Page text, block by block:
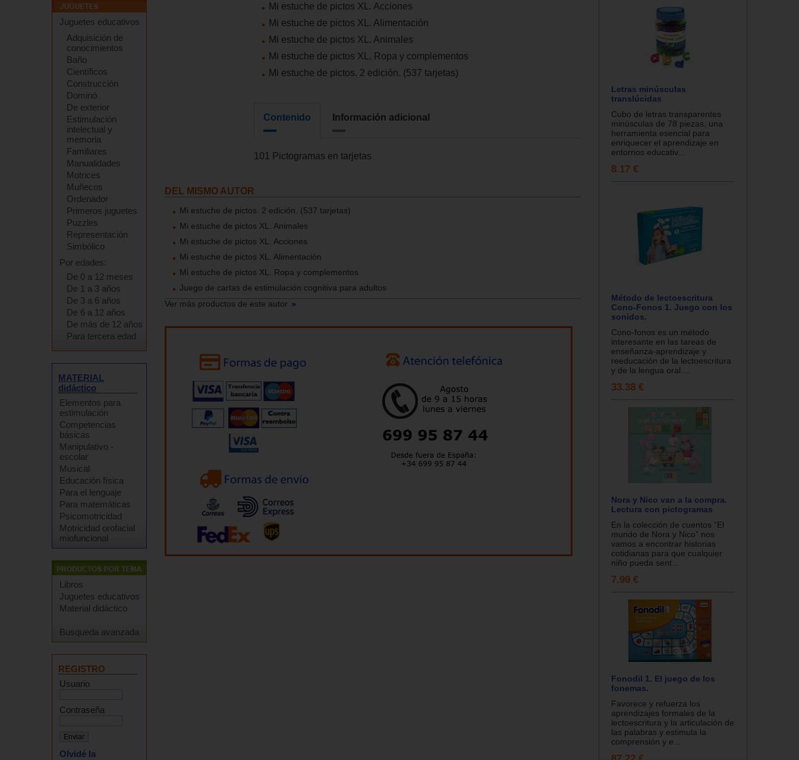
Juguetes educativos
Adquisición de
conocimientos
Baño
Científicos
Construcción
Dominó
De exterior
Estimulación
intelectual y
memoria
Familiares
Manualidades
Motrices
Muñecos
Ordenador
Primeros juguetes
Puzzles
Representación
Simbólico
Por edades:
De 0 a 12 meses
De 1 a 3 años
De 3 a 6 años
De 6 a 12 años
De más de 12 años
Para tercera edad
MATERIAL
didáctico
Elementos para
estimulación
Competencias
básicas
Manipulativo -
escolar
Musical
Educación física
Para el lenguaje
Para matemáticas
Psicomotricidad
Motricidad orofacial
miofuncional
Libros
Juguetes educativos
Material didáctico
Busqueda avanzada
REGISTRO
Usuario
Contraseña
Olvidé la
Mi estuche de pictos XL. Acciones
Mi estuche de pictos XL. Alimentación
Mi estuche de pictos XL. Animales
Mi estuche de pictos XL. Ropa y complementos
Mi estuche de pictos. 2 edición. (537 tarjetas)
Contenido Información adicional
101 Pictogramas en tarjetas
DEL MISMO AUTOR
Mi estuche de pictos. 2 edición. (537 tarjetas)
Mi estuche de pictos XL. Animales
Mi estuche de pictos XL. Acciones
Mi estuche de pictos XL. Alimentación
Mi estuche de pictos XL. Ropa y complementos
Juego de cartas de estimulación cognitiva para adultos
Ver más productos de este autor
Letras minúsculas
translúcidas
Cubo de letras transparentes
minúsculas de 78 piezas, una
herramienta esencial para
enriquecer el aprendizaje en
entornos educativ...
8.17 €
Método de lectoescritura
Cono-Fonos 1. Juego con los
sonidos.
Cono-fonos es un método
interesante en las tareas de
enseñanza-aprendizaje y
reeducación de la lectoescritura
y de la lengua oral....
33.38 €
Nora y Nico van a la compra.
Lectura con pictogramas
En la colección de cuentos “El
mundo de Nora y Nico” nos
vamos a encontrar historias
cotidianas para que cualquier
niño pueda sent...
7.99 €
Fonodil 1. El juego de los
fonemas.
Favorece y refuerza los
aprendizajes formales de la
lectoescritura y la articulación de
las palabras y estimula la
comprensión y e...